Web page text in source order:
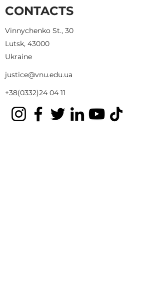
CONTACTS
Vinnychenko St., 30
Lutsk, 43000
Ukraine
justice@vnu.edu.ua
+38(0332)24 04 11